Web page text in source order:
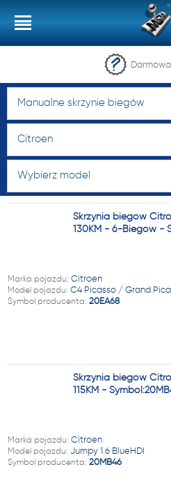
Manualne skrzynie biegów
Citroen
Wybierz model
Skrzynia biegów
130KM - 6-Biegów -
Marka pojazdu: Citroen
Model pojazdu: C4 Picasso / Grand
Symbol producenta: 20EA68
Skrzynia biegów
115KM -
Marka pojazdu: Citroen
Model pojazdu: Jumpy 1.6 BlueHDI
Symbol producenta: 20MB46